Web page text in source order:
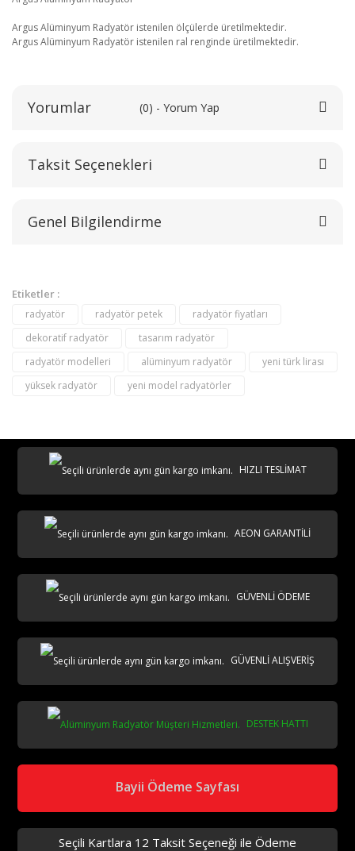
Argus Alüminyum Radyatör istenilen ölçülerde üretilmektedir.
Argus Alüminyum Radyatör istenilen ral renginde üretilmektedir.
Yorumlar (0) - Yorum Yap
Bu ürüne ilk yorumu siz yapın!
Yorum Yaz
Taksit Seçenekleri
Genel Bilgilendirme
aks
Etiketler :
radyatör radyatör petek
radyatör fiyatları
dekoratif radyatör
tasarım radyatör
radyatör modelleri
alüminyum radyatör
yeni türk lirası
yüksek radyatör
yeni model radyatörler
HIZLI TESLİMAT
AEON GARANTİLİ
GÜVENLİ ÖDEME
GÜVENLİ ALIŞVERİŞ
DESTEK HATTI
Bayii Ödeme Sayfası
Seçili Kartlara 12 Taksit Seçeneği ile Ödeme